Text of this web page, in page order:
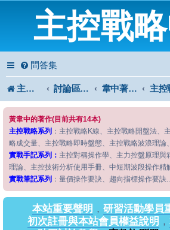
主控戰
問答集
主控戰略中心 討論區首頁 韋中著作問答區
黃韋中的著作(目前共有14本)
主控戰略系列 ：主控戰略K線、主控戰略開盤法、
略成交量、主控戰略即時盤態、主控戰略波浪理論
實戰手記系列： 主控對稱操作學、主力控盤原理與
理論、主控技術分析使用手冊、中短期波段操作精
實戰筆記系列 ：量價操作要訣、趨向指標操作要訣
本站重要聲明 ， 研習活動學員
初次註冊與本站會員權益說明 ，